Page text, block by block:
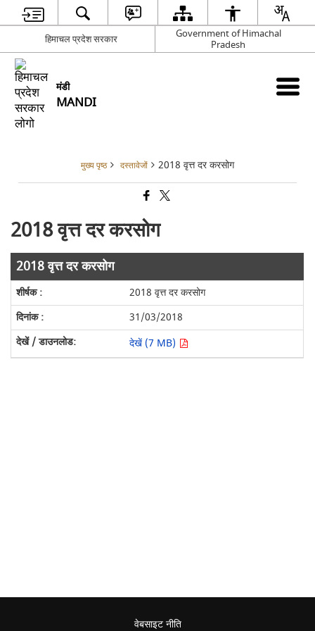
हिमाचल प्रदेश सरकार
Government of Himachal
Pradesh
मंडी
MANDI
मुख्य पृष्ठ दस्तावेजों 2018 वृत्त दर करसोग
2018 वृत्त दर करसोग
2018 वृत्त दर करसोग
2018 वृत्त दर करसोग
31/03/2018
देखें (7 MB)
वेबसाइट नीति